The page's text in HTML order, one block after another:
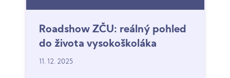
Roadshow ZČU: reálný pohled
do života vysokoškoláka
11. 12. 2025